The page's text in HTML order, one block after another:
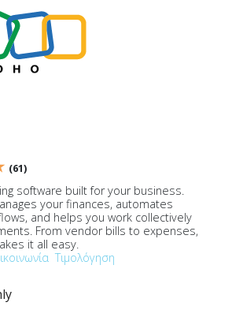
(61)
software built for your business.
your finances, automates
and helps you work collectively
From vendor bills to expenses,
it all easy.
Τιμολόγηση